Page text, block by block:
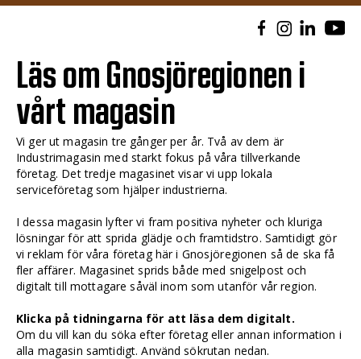
Läs om Gnosjöregionen i
vårt magasin
Vi ger ut magasin tre gånger per år. Två av dem är
Industrimagasin med starkt fokus på våra tillverkande
företag. Det tredje magasinet visar vi upp lokala
serviceföretag som hjälper industrierna.
I dessa magasin lyfter vi fram positiva nyheter och kluriga
lösningar för att sprida glädje och framtidstro. Samtidigt gör
vi reklam för våra företag här i Gnosjöregionen så de ska få
fler affärer. Magasinet sprids både med snigelpost och
digitalt till mottagare såväl inom som utanför vår region.
Klicka på tidningarna för att läsa dem digitalt.
Om du vill kan du söka efter företag eller annan information i
alla magasin samtidigt. Använd sökrutan nedan.